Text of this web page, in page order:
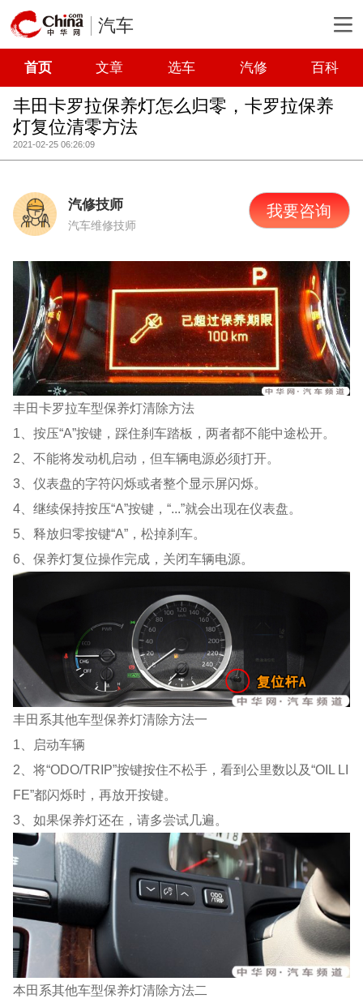
汽车
首页 文章 选车 汽修 百科
丰田卡罗拉保养灯怎么归零，卡罗拉保养
灯复位清零方法
2021-02-25 06:26:09
汽修技师
汽车维修技师
我要咨询
丰田卡罗拉车型保养灯清除方法
1、按压“A”按键，踩住刹车踏板，两者都不能中途松开。
2、不能将发动机启动，但车辆电源必须打开。
3、仪表盘的字符闪烁或者整个显示屏闪烁。
4、继续保持按压“A”按键，“...”就会出现在仪表盘。
5、释放归零按键“A”，松掉刹车。
6、保养灯复位操作完成，关闭车辆电源。
丰田系其他车型保养灯清除方法一
1、启动车辆
2、将“ODO/TRIP”按键按住不松手，看到公里数以及“OIL LI
FE”都闪烁时，再放开按键。
3、如果保养灯还在，请多尝试几遍。
本田系其他车型保养灯清除方法二